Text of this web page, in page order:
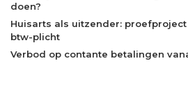
doen?
Huisarts als uitzender:
btw-plicht
Verbod op contante betalingen